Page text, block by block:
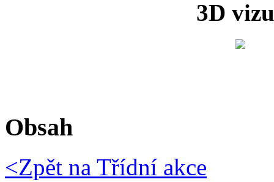
3D
Obsah
<Zpět na Třídní akce